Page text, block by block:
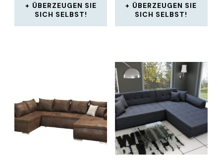
ÜBERZEUGEN SIE
SICH SELBST!
ÜBERZEUGEN SIE
SICH SELBST!